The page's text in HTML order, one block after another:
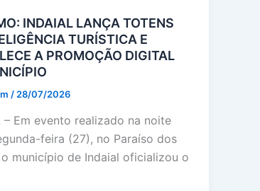
INDAIAL LANÇA TOTENS
TURÍSTICA E
A PROMOÇÃO DIGITAL
/ 28/07/2026
– Em evento realizado na noite
feira (27), no Paraíso dos
o município de Indaial oficializou o